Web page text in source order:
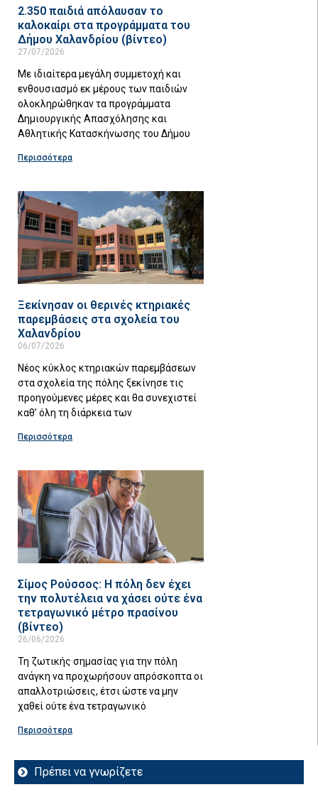
2.350 παιδιά απόλαυσαν το
καλοκαίρι στα προγράμματα του
Δήμου Χαλανδρίου (βίντεο)
27/07/2026
Με ιδιαίτερα μεγάλη συμμετοχή και
ενθουσιασμό εκ μέρους των παιδιών
ολοκληρώθηκαν τα προγράμματα
Δημιουργικής Απασχόλησης και
Αθλητικής Κατασκήνωσης του Δήμου
Περισσότερα
Ξεκίνησαν οι θερινές κτηριακές
παρεμβάσεις στα σχολεία του
Χαλανδρίου
06/07/2026
Νέος κύκλος κτηριακών παρεμβάσεων
στα σχολεία της πόλης ξεκίνησε τις
προηγούμενες μέρες και θα συνεχιστεί
καθ’ όλη τη διάρκεια των
Περισσότερα
Σίμος Ρούσσος: Η πόλη δεν έχει
την πολυτέλεια να χάσει ούτε ένα
τετραγωνικό μέτρο πρασίνου
(βίντεο)
26/06/2026
Τη ζωτικής σημασίας για την πόλη
ανάγκη να προχωρήσουν απρόσκοπτα οι
απαλλοτριώσεις, έτσι ώστε να μην
χαθεί ούτε ένα τετραγωνικό
Περισσότερα
Πρέπει να γνωρίζετε